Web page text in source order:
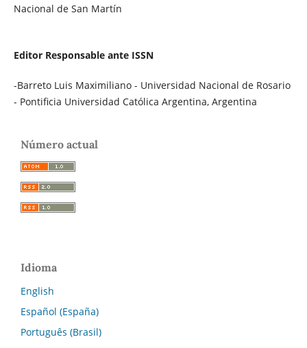
Nacional de San Martín
Editor Responsable ante ISSN
-Barreto Luis Maximiliano - Universidad Nacional de Rosario
- Pontificia Universidad Católica Argentina, Argentina
Número actual
Idioma
English
Español (España)
Português (Brasil)